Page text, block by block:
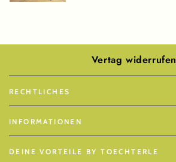
Vertag widerrufen
RECHTLICHES
INFORMATIONEN
DEINE VORTEILE BY TOECHTERLE